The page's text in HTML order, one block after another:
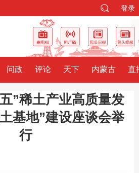
登录
问政 评论 天下 内蒙古 直
”稀土产业高质量发
基地”建设座谈会举
行